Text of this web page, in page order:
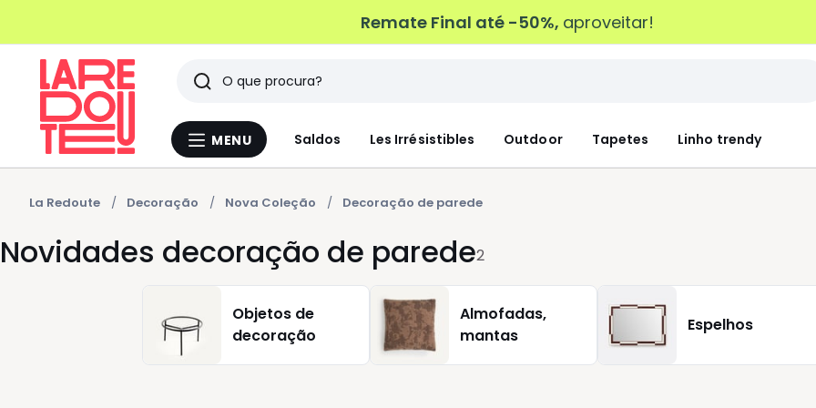
Remate Final até -50%, aproveitar!
Menu
MENU Saldos Les Irrésistibles Outdoor Tapetes Linho trendy
Pesquisar
Últimos
artigos
vistos
La Redoute Decoração Nova Coleção Decoração de parede
Novidades decoração de parede2
Objetos de
decoração
Almofadas,
mantas
Espelhos